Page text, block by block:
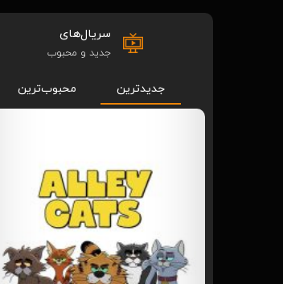
سریال‌های
جدید و محبوب
جدیدترین محبوب‌ترین